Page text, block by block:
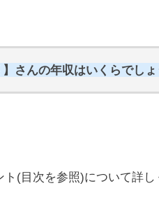
】さんの年収はいくらでしょ
(目次を参照)について詳し